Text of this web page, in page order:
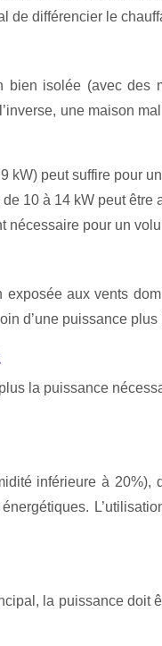
différencier le
isolée (avec
une maison
kW) peut suffire pour
10 à 14 kW peut être
nécessaire pour un
aux vents
d’une puissance
la puissance
inférieure à
la puissance